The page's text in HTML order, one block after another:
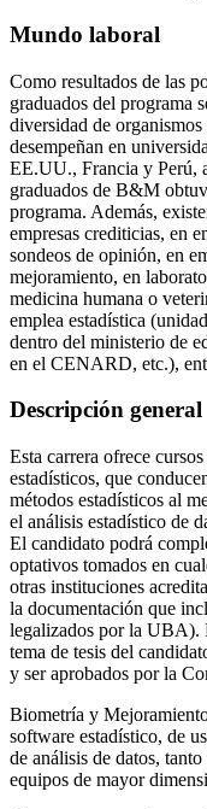
Mundo laboral
Como resultados de las
graduados del programa
diversidad de
desempeñan en
EE.UU., Francia y Perú,
graduados de B&M
programa. Además,
empresas crediticias, en
sondeos de opinión, en
mejoramiento, en
medicina humana o
emplea estadística
dentro del ministerio de
en el CENARD, etc.),
Descripción general
Esta carrera ofrece
estadísticos, que
métodos estadísticos al
el análisis estadístico de
El candidato podrá
optativos tomados en
otras instituciones
la documentación que
legalizados por la UBA).
tema de tesis del
y ser aprobados por la
Biometría y
software estadístico, de
de análisis de datos,
equipos de mayor